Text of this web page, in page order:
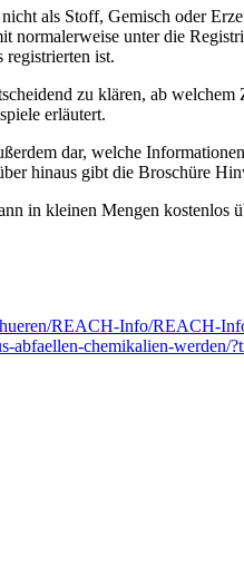
als Stoff, Gemisch oder
normalerweise unter die
registrierten ist.
zu klären, ab
erläutert.
dar, welche
hinaus gibt die Broschüre
in kleinen Mengen kostenlos
REACH-Info/REACH-
abfaellen-chemikalien-werden/